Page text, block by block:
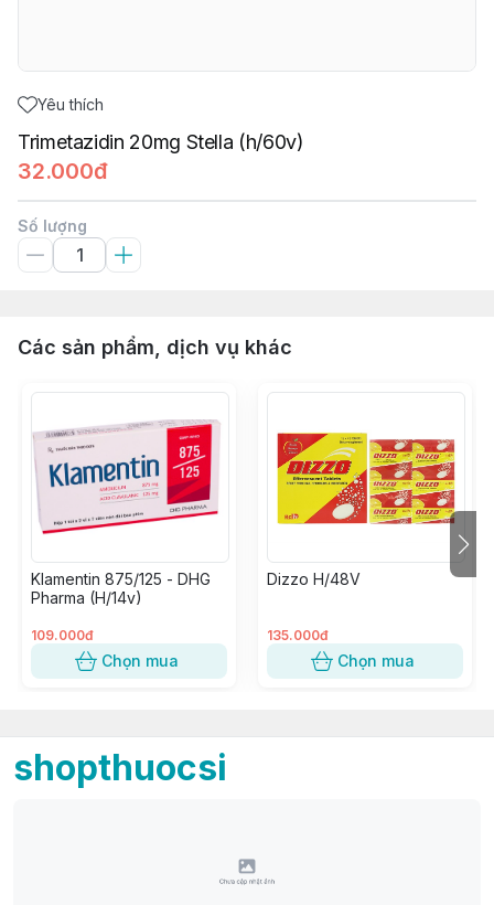
Yêu thích
Trimetazidin 20mg Stella (h/60v)
32.000đ
Số lượng
Các sản phẩm, dịch vụ khác
Klamentin 875/125 - DHG
Pharma (H/14v)
109.000đ
Chọn mua
Dizzo H/48V
135.000đ
Chọn mua
shopthuocsi